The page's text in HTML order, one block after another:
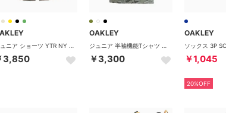
3,850
OAKLEY
￥3,300
OAKLEY
￥1,045
20%OFF